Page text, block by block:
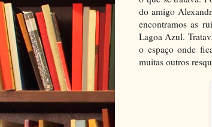
do amigo
encontramos as
Lagoa Azul.
o espaço onde
muitas outros